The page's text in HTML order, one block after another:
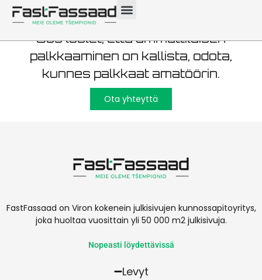
Jos luulet, että ammattilaisen
palkkaaminen on kallista, odota,
kunnes palkkaat amatöörin.
Ota yhteyttä
FastFassaad on Viron kokenein julkisivujen kunnossapitoyritys,
joka huoltaa vuosittain yli 50 000 m2 julkisivuja.
Nopeasti löydettävissä
Levyt